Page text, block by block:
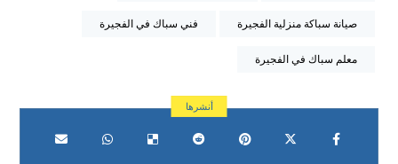
صيانة سباكة منزلية الفجيرة فني سباك في الفجيرة
معلم سباك في الفجيرة